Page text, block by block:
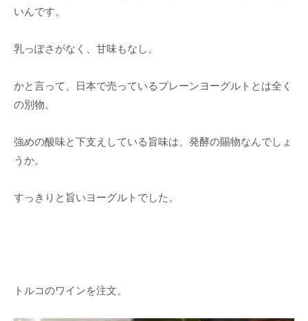
いんです。
乳っぽさがなく、甘味もなし。
かと言って、日本で売っているプレーンヨーグルトとは全く
の別物。
強めの酸味と下支えしている旨味は、発酵の賜物なんでしょ
うか。
すっきりと旨いヨーグルトでした。
トルコのワインを注文。